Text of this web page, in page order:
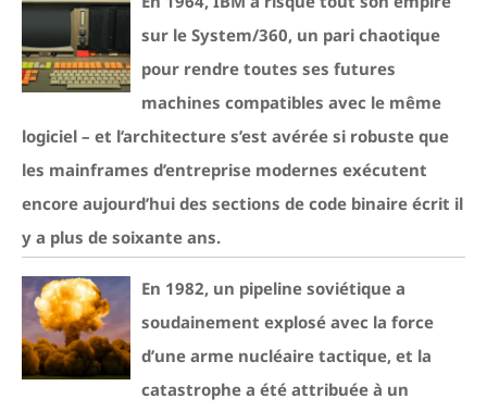
sur le System/360, un pari chaotique
pour rendre toutes ses futures
machines compatibles avec le même
logiciel – et l’architecture s’est avérée si robuste que
les mainframes d’entreprise modernes exécutent
encore aujourd’hui des sections de code binaire écrit il
y a plus de soixante ans.
En 1982, un pipeline soviétique a
soudainement explosé avec la force
d’une arme nucléaire tactique, et la
catastrophe a été attribuée à un